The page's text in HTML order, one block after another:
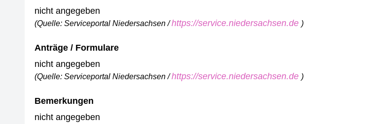
nicht angegeben
(Quelle: Serviceportal Niedersachsen /https://service.niedersachsen.de )
Anträge / Formulare
nicht angegeben
(Quelle: Serviceportal Niedersachsen /https://service.niedersachsen.de )
Bemerkungen
nicht angegeben